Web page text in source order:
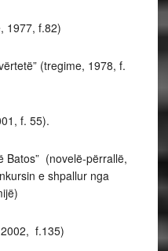
1977, f.82)
(tregime, 1978, f.
f. 55).
Batos” (novelë-përrallë,
e shpallur nga
f.135)